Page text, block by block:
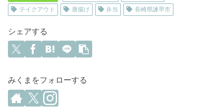
テイクアウト
唐揚げ 弁当 長崎県諫早市
シェアする
みくまをフォローする